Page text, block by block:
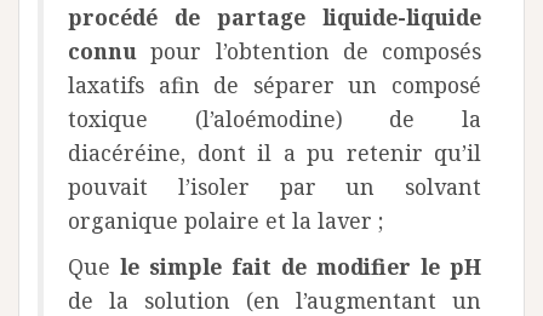
procédé de partage liquide-liquide
connupour l’obtention de composés
laxatifs afin de séparer un composé
toxique (l’aloémodine) de la
diacéréine, dont il a pu retenir qu’il
pouvait l’isoler par un solvant
organique polaire et la laver ;
Que le simple fait de modifier le pH
de la solution (en l’augmentant un